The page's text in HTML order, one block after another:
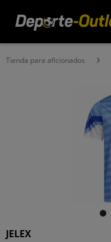
Tienda para aficionados
JELEX